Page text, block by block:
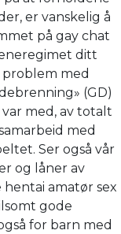
er vanskelig å
på gay chat
ditt
med
(GD)
med, av totalt
med
Ser også vår
og låner av
amatør sex
gode
for barn med